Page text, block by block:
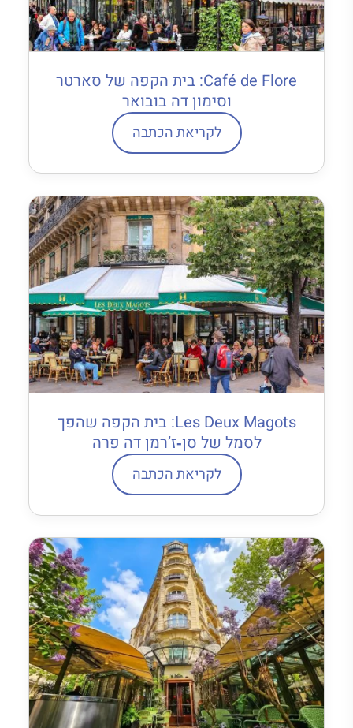
Café de Flore: בית הקפה של סארטר
וסימון דה בובואר
לקריאת הכתבה
Les Deux Magots: בית הקפה שהפך
לסמל של סן‐ז’רמן דה פרה
לקריאת הכתבה